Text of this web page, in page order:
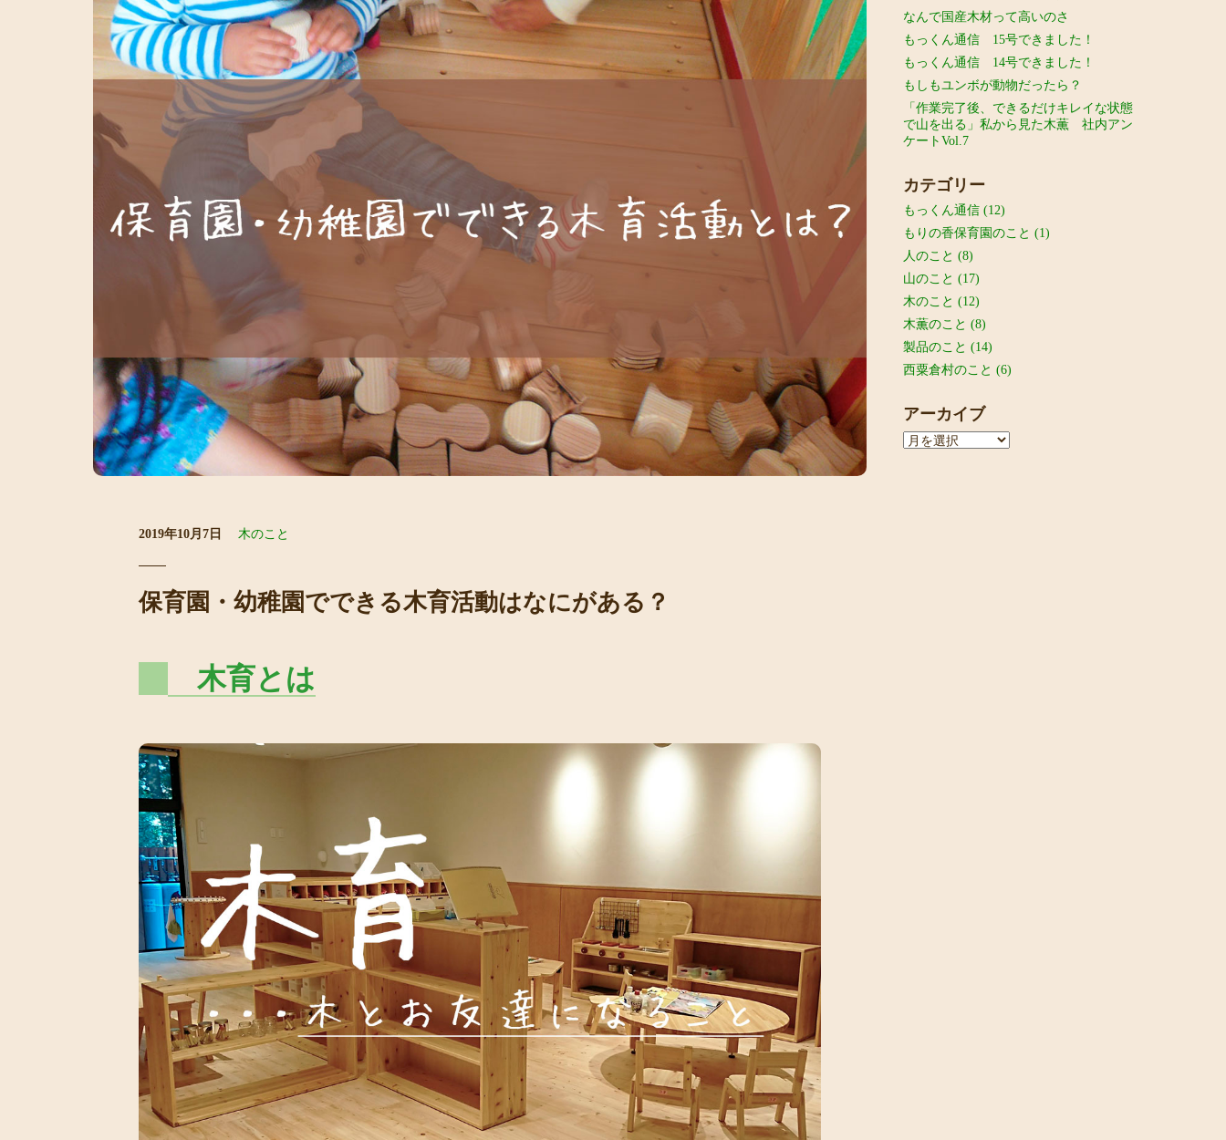
2019年10月7日 木のこと
保育園・幼稚園でできる木育活動はなにがある？
木育とは
なんで国産木材って高いのさ
もっくん通信 15号できました！
もっくん通信 14号できました！
もしもユンボが動物だったら？
「作業完了後、できるだけキレイな状態
で山を出る」私から見た木薫 社内アン
ケートVol.7
カテゴリー
もっくん通信(12)
もりの香保育園のこと (1)
人のこと (8)
山のこと (17)
木のこと (12)
木薫のこと (8)
製品のこと (14)
西粟倉村のこと (6)
アーカイブ
ア